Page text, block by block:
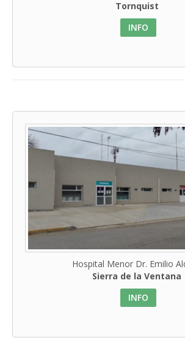
Tornquist
INFO
Hospital Menor Dr. Emilio
Sierra de la Ventana
INFO